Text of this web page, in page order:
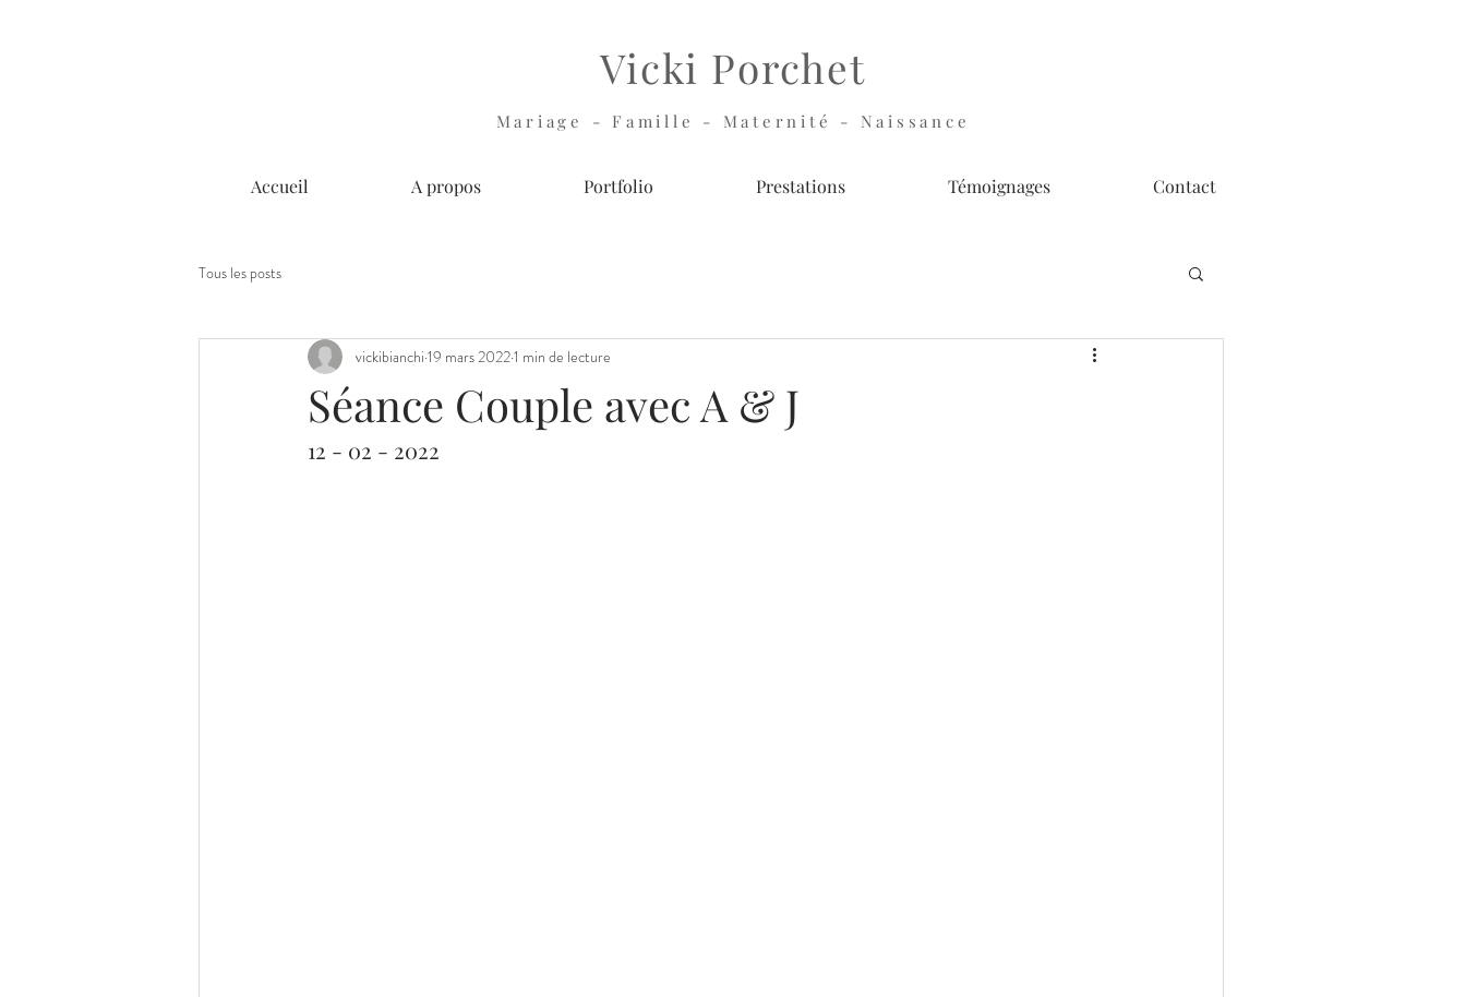
Vicki Porchet
Mariage - Famille - Maternité - Naissance
Accueil A propos Portfolio Prestations Témoignages Contact
Tous les posts
Séance Couple avec A & J
vickibianchi 19 mars 20221 min de lecture
12 - 02 - 2022